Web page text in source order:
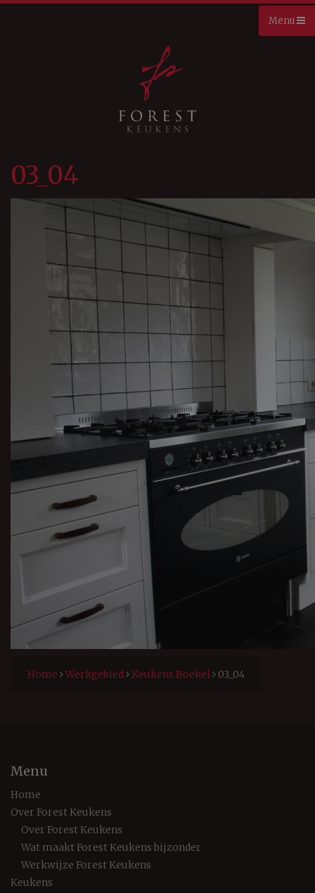
03_04
Home Werkgebied Keukens Boekel 03_04
Menu
Home
Over Forest Keukens
Over Forest Keukens
Wat maakt Forest Keukens bijzonder
Werkwijze Forest Keukens
Keukens